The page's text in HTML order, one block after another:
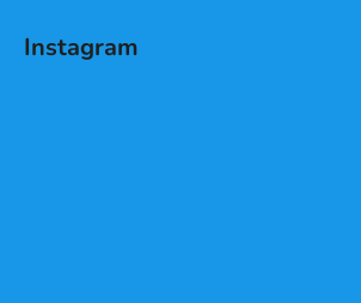
Instagram